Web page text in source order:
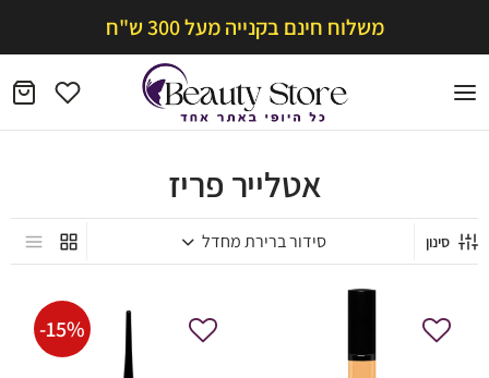
משלוח חינם בקנייה מעל 300 ש"ח
אטלייר פריז
סינון
-15%